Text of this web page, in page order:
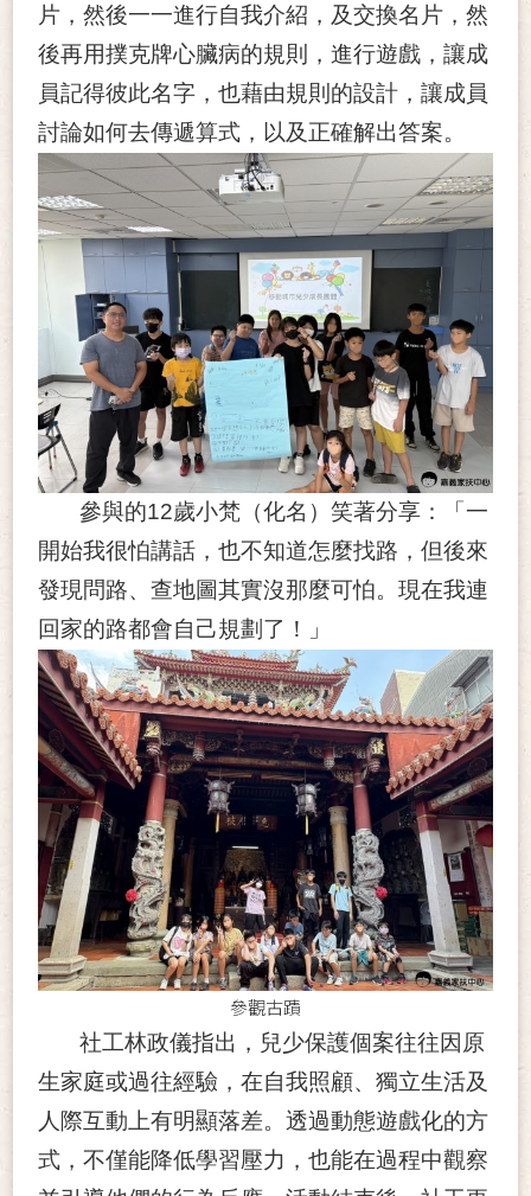
片，然後一一進行自我介紹，及交換名片，然
後再用撲克牌心臟病的規則，進行遊戲，讓成
員記得彼此名字，也藉由規則的設計，讓成員
討論如何去傳遞算式，以及正確解出答案。
參與的12歲小梵（化名）笑著分享：「一
開始我很怕講話，也不知道怎麼找路，但後來
發現問路、查地圖其實沒那麼可怕。現在我連
回家的路都會自己規劃了！」
參觀古蹟
社工林政儀指出，兒少保護個案往往因原
生家庭或過往經驗，在自我照顧、獨立生活及
人際互動上有明顯落差。透過動態遊戲化的方
式，不僅能降低學習壓力，也能在過程中觀察